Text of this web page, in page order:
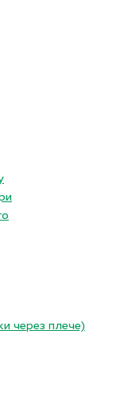
через плече)